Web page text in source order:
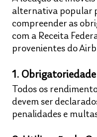
alternativa popular
compreender as
com a Receita
provenientes do
1.
Todos os
devem ser
penalidades e